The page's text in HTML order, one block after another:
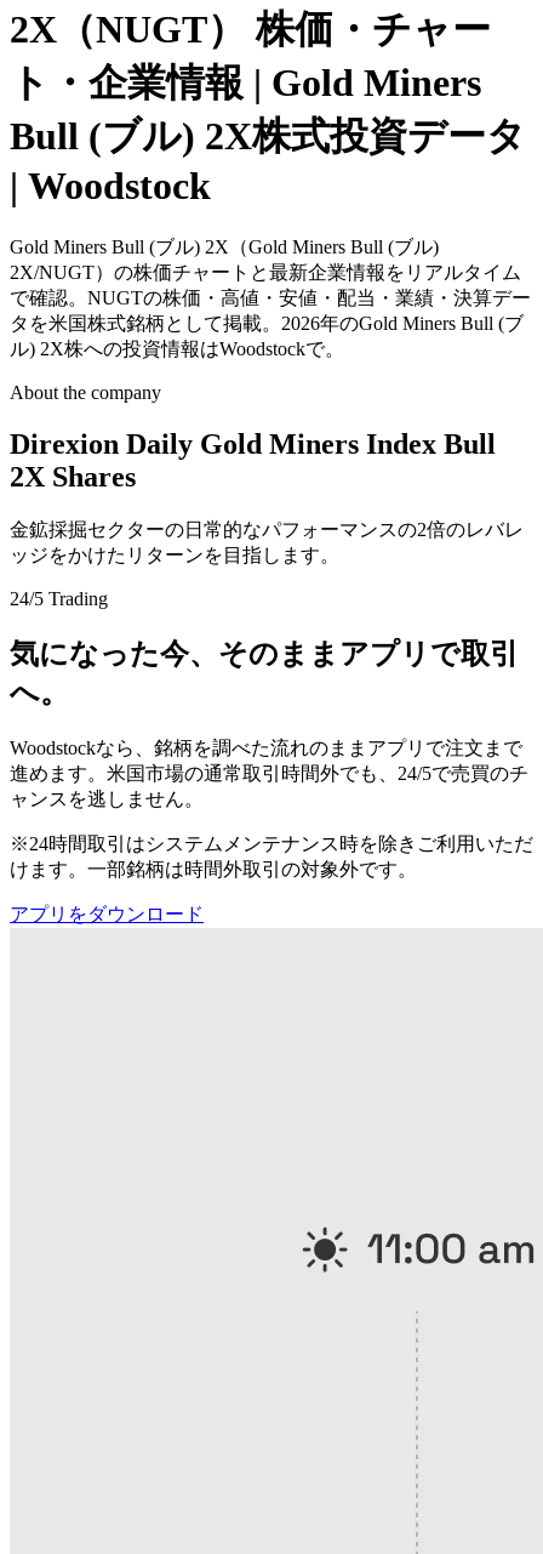
2X（NUGT）
株価・チャー
ト・企業情報 | Gold Miners
Bull (ブル) 2X株式投資データ
| Woodstock
Gold Miners Bull (ブル) 2X（Gold Miners Bull (ブル)
2X/NUGT）の株価チャートと最新企業情報をリアルタイム
で確認。NUGTの株価・高値・安値・配当・業績・決算デー
タを米国株式銘柄として掲載。2026年のGold Miners Bull (ブ
ル) 2X株への投資情報はWoodstockで。
About the company
Direxion Daily Gold Miners Index Bull
2X Shares
金鉱採掘セクターの日常的なパフォーマンスの2倍のレバレ
ッジをかけたリターンを目指します。
24/5 Trading
気になった今、そのままアプリで取引
へ。
Woodstockなら、銘柄を調べた流れのままアプリで注文まで
進めます。米国市場の通常取引時間外でも、24/5で売買のチ
ャンスを逃しません。
※24時間取引はシステムメンテナンス時を除きご利用いただ
けます。一部銘柄は時間外取引の対象外です。
アプリをダウンロード